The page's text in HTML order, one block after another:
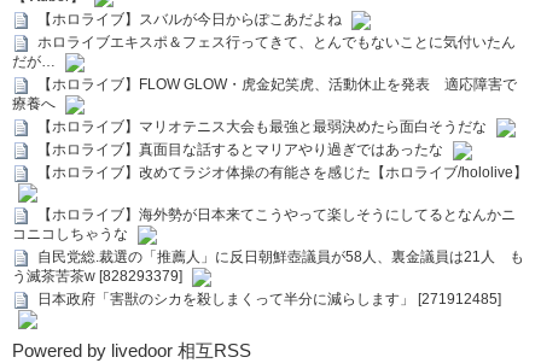
【ホロライブ】スバルが今日からぽこあだよね
ホロライブエキスポ＆フェス行ってきて、とんでもないことに気付いたん
だが…
【ホロライブ】FLOW GLOW・虎金妃笑虎、活動休止を発表 適応障害で
療養へ
【ホロライブ】マリオテニス大会も最強と最弱決めたら面白そうだな
【ホロライブ】真面目な話するとマリアやり過ぎではあったな
【ホロライブ】改めてラジオ体操の有能さを感じた【ホロライブ/hololive】
【ホロライブ】海外勢が日本来てこうやって楽しそうにしてるとなんかニ
コニコしちゃうな
自民党総.裁選の「推薦人」に反日朝鮮壺議員が58人、裏金議員は21人 も
う滅茶苦茶w [828293379]
日本政府「害獣のシカを殺しまくって半分に減らします」 [271912485]
Powered by livedoor 相互RSS